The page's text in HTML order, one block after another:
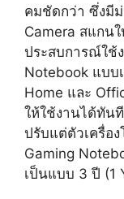
คมชัดกว่า ซึ่งมีม่
Camera สแกน
ประสบการณ์ใช้
Notebook แบบ
Home และ
ให้ใช้งานได้ทัน
ปรับแต่ตัวเครื่อ
Gaming
เป็นแบบ 3 ปี (1